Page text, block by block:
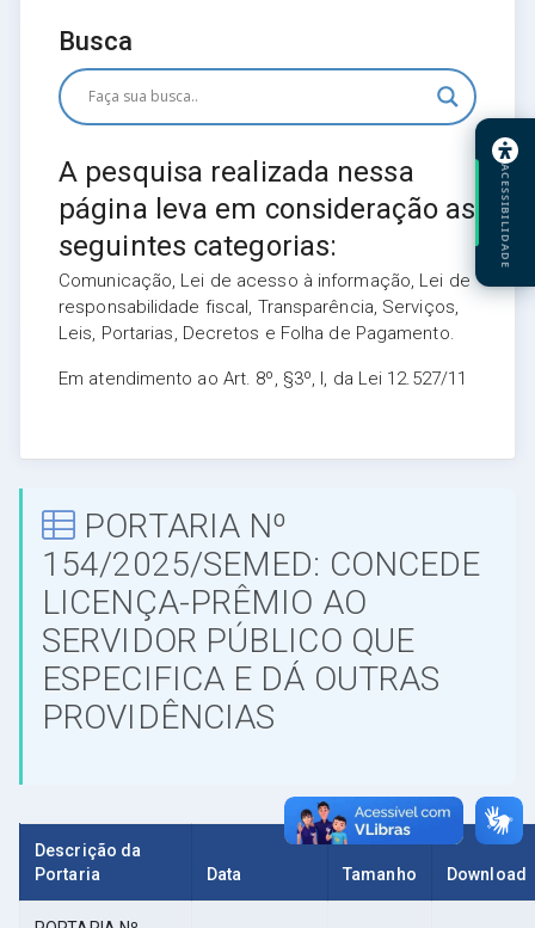
Busca
A pesquisa realizada nessa
página leva em consideração as
seguintes categorias:
Comunicação, Lei de acesso à informação, Lei de
responsabilidade fiscal, Transparência, Serviços,
Leis, Portarias, Decretos e Folha de Pagamento.
Em atendimento ao Art. 8º, §3º, I, da Lei 12.527/11
PORTARIA Nº
154/2025/SEMED: CONCEDE
LICENÇA-PRÊMIO AO
SERVIDOR PÚBLICO QUE
ESPECIFICA E DÁ OUTRAS
PROVIDÊNCIAS
Descrição da
Portaria
Data Tamanho Download
ACESSIBILIDADE